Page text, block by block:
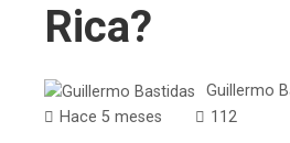
Rica?
Guillermo
Hace 5 meses
112